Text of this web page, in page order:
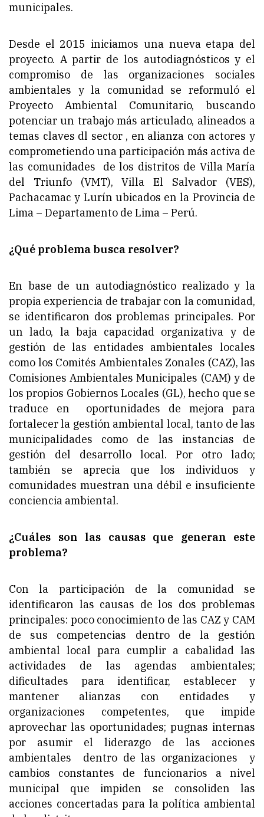
municipales.
Desde el 2015 iniciamos una nueva etapa del
proyecto. A partir de los autodiagnósticos y el
compromiso de las organizaciones sociales
ambientales y la comunidad se reformuló el
Proyecto Ambiental Comunitario, buscando
potenciar un trabajo más articulado, alineados a
temas claves dl sector , en alianza con actores y
comprometiendo una participación más activa de
las comunidades de los distritos de Villa María
del Triunfo (VMT), Villa El Salvador (VES),
Pachacamac y Lurín ubicados en la Provincia de
Lima – Departamento de Lima – Perú.
¿Qué problema busca resolver?
En base de un autodiagnóstico realizado y la
propia experiencia de trabajar con la comunidad,
se identificaron dos problemas principales. Por
un lado, la baja capacidad organizativa y de
gestión de las entidades ambientales locales
como los Comités Ambientales Zonales (CAZ), las
Comisiones Ambientales Municipales (CAM) y de
los propios Gobiernos Locales (GL), hecho que se
traduce en oportunidades de mejora para
fortalecer la gestión ambiental local, tanto de las
municipalidades como de las instancias de
gestión del desarrollo local. Por otro lado;
también se aprecia que los individuos y
comunidades muestran una débil e insuficiente
conciencia ambiental.
¿Cuáles son las causas que generan este
problema?
Con la participación de la comunidad se
identificaron las causas de los dos problemas
principales: poco conocimiento de las CAZ y CAM
de sus competencias dentro de la gestión
ambiental local para cumplir a cabalidad las
actividades de las agendas ambientales;
dificultades para identificar, establecer y
mantener alianzas con entidades y
organizaciones competentes, que impide
aprovechar las oportunidades; pugnas internas
por asumir el liderazgo de las acciones
ambientales dentro de las organizaciones y
cambios constantes de funcionarios a nivel
municipal que impiden se consoliden las
acciones concertadas para la política ambiental